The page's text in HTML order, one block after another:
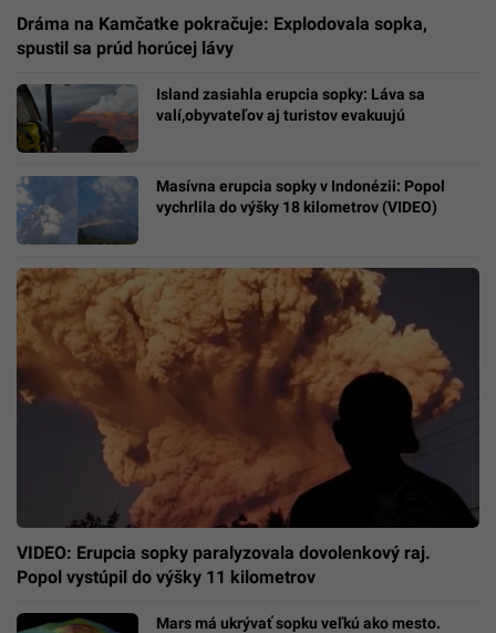
Dráma na Kamčatke pokračuje: Explodovala sopka,
spustil sa prúd horúcej lávy
Island zasiahla erupcia sopky: Láva sa
valí,obyvateľov aj turistov evakuujú
Masívna erupcia sopky v Indonézii: Popol
vychrlila do výšky 18 kilometrov (VIDEO)
VIDEO: Erupcia sopky paralyzovala dovolenkový raj.
Popol vystúpil do výšky 11 kilometrov
Mars má ukrývať sopku veľkú ako mesto.